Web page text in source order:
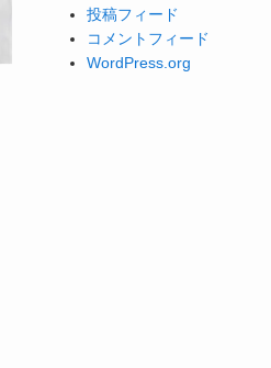
投稿フィード
コメントフィード
WordPress.org